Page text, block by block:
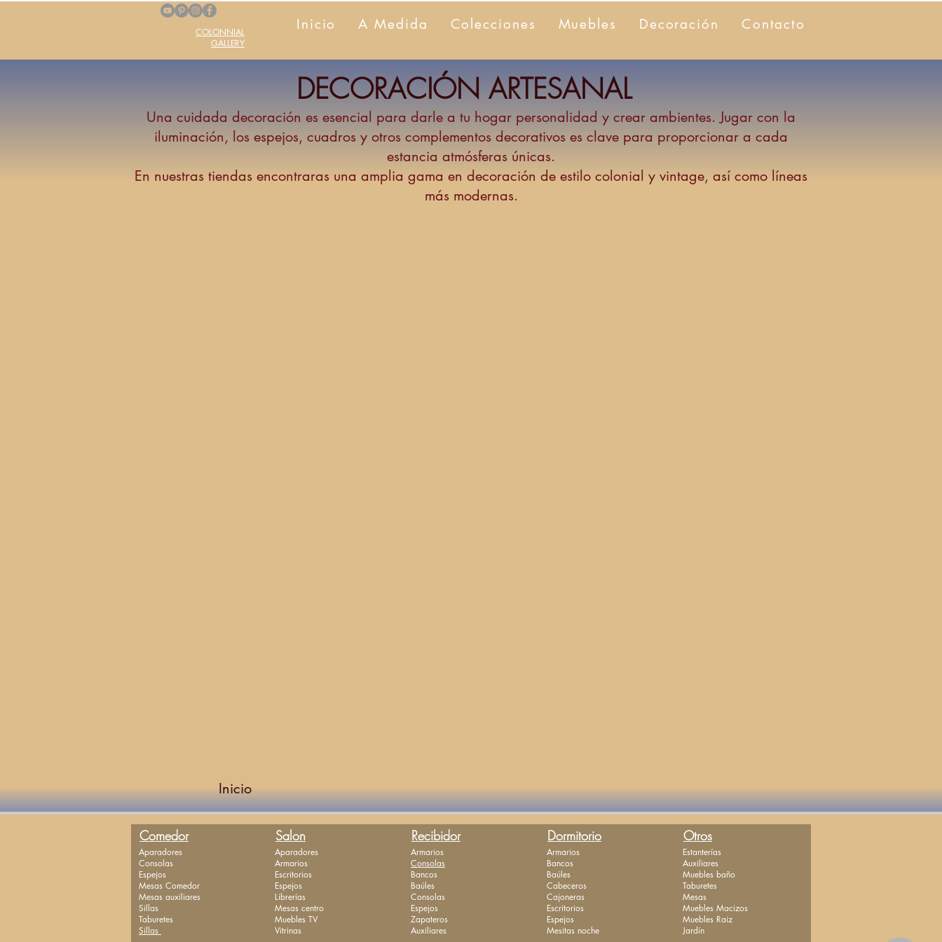
COLONNIAL
GALLERY
Inicio A Medida Colecciones Muebles Decoración Contacto
DECORACIÓN ARTESANAL
Una cuidada decoración es esencial para darle a tu hogar personalidad y crear ambientes. Jugar con la
iluminación, los espejos, cuadros y otros complementos decorativos es clave para proporcionar a cada
estancia atmósferas únicas.
En nuestras tiendas encontraras una amplia gama en decoración de estilo colonial y vintage, así como líneas
más modernas.
Inicio
Comedor
Aparadores
Consolas
Espejos
Mesas Comedor
Mesas auxiliares
Sillas
Taburetes
Sillas
Salon
Aparadores
Armarios
Escritorios
Espejos
Librerías
Mesas centro
Muebles TV
Vitrinas
Recibidor
Armarios
Consolas
Bancos
Baúles
Consolas
Espejos
Zapateros
Auxiliares
Dormitorio
Armarios
Bancos
Baúles
Cabeceros
Cajoneras
Escritorios
Espejos
Mesitas noche
Otros
Estanterías
Auxiliares
Muebles baño
Taburetes
Mesas
Muebles Macizos
Muebles Raiz
Jardín